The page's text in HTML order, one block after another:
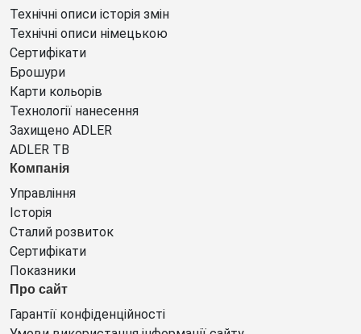
Технічні описи історія змін
Технічні описи німецькою
Сертифікати
Брошури
Карти кольорів
Технології нанесення
Захищено ADLER
ADLER ТВ
Компанія
Управління
Історія
Сталий розвиток
Сертифікати
Показники
Про сайт
Гарантії конфіденційності